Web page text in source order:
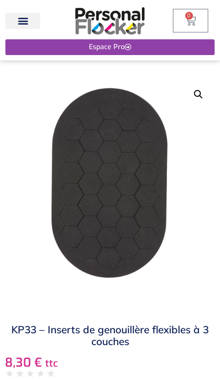
Espace Pro
0
KP33 – Inserts de genouillère flexibles à 3
couches
8,30 € ttc
★ ★ ★ ★ ★